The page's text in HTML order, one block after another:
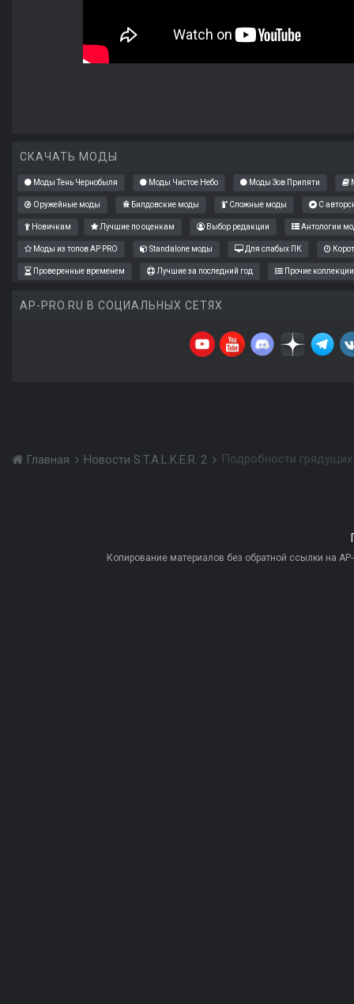
СКАЧАТЬ МОДЫ
Моды Тень Чернобыля Моды Чистое Небо Моды Зов Припяти
Оружейные моды Билдовские моды Сложные моды С
Новичкам Лучшие по оценкам Выбор редакции Антологии
Моды из топов AP PRO Standalone моды Для слабых ПК
Проверенные временем Лучшие за последний год Прочие коллекции
AP-PRO.RU В СОЦИАЛЬНЫХ СЕТЯХ
Главная Новости S.T.A.L.K.E.R. 2 Подробности грядущих
Копирование материалов без обратной ссылки на